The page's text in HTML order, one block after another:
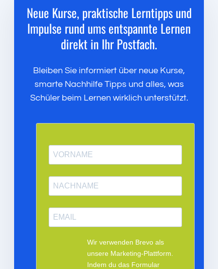
Neue Kurse, praktische Lerntipps und
Impulse rund ums entspannte Lernen
direkt in Ihr Postfach.
Bleiben Sie informiert über neue Kurse,
smarte Nachhilfe Tipps und alles, was
Schüler beim Lernen wirklich unterstützt.
Wir verwenden Brevo als
unsere Marketing-Plattform.
Indem du das Formular